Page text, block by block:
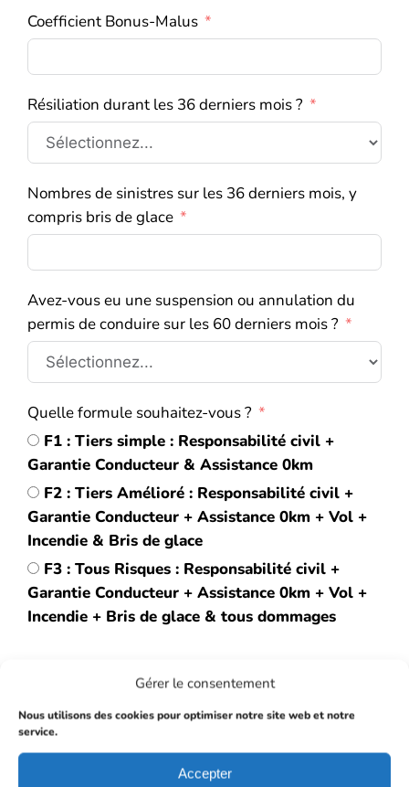
Gérer le consentement
Nous utilisons des cookies pour optimiser notre site web et notre
service.
Accepter
Coefficient Bonus-Malus
Résiliation durant les 36 derniers mois ?
Nombres de sinistres sur les 36 derniers mois, y
compris bris de glace
Avez-vous eu une suspension ou annulation du
permis de conduire sur les 60 derniers mois ?
Quelle formule souhaitez-vous ?
F1 : Tiers simple : Responsabilité civil +
Garantie Conducteur & Assistance 0km
F2 : Tiers Amélioré : Responsabilité civil +
Garantie Conducteur + Assistance 0km + Vol +
Incendie & Bris de glace
F3 : Tous Risques : Responsabilité civil +
Garantie Conducteur + Assistance 0km + Vol +
Incendie + Bris de glace & tous dommages
accord pour que notre société traite votre
demande de devis en assurance,
conformément à notre
confidentialité des données personnelles